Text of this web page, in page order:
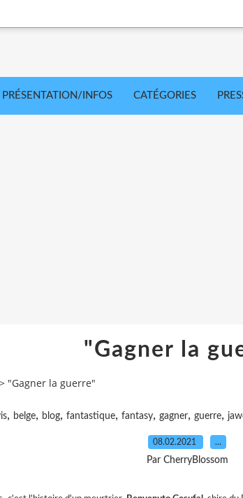
PRÉSENTATION/INFOS CATÉGORIES
"Gagner la
> "Gagner la guerre"
, belge, blog, fantastique, fantasy, gagner, guerre,
08.02.2021 …
Par CherryBlossom